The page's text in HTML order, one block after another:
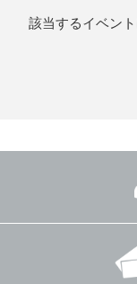
該当するイベン